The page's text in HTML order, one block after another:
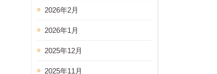
2026年2月
2026年1月
2025年12月
2025年11月